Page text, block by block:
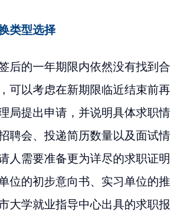
类型选择
后的一年期限内依然没有找到合
可以考虑在新期限临近结束前再
局提出申请，并说明具体求职情
聘会、投递简历数量以及面试情
人需要准备更为详尽的求职证明
位的初步意向书、实习单位的推
大学就业指导中心出具的求职报